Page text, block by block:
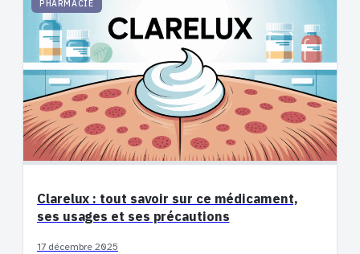
PHARMACIE
Clarelux : tout savoir sur ce médicament,
ses usages et ses précautions
17 décembre 2025